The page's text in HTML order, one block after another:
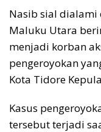
Nasib sial dialami
Maluku Utara
menjadi korban
pengeroyokan
Kota Tidore
Kasus
tersebut terjadi